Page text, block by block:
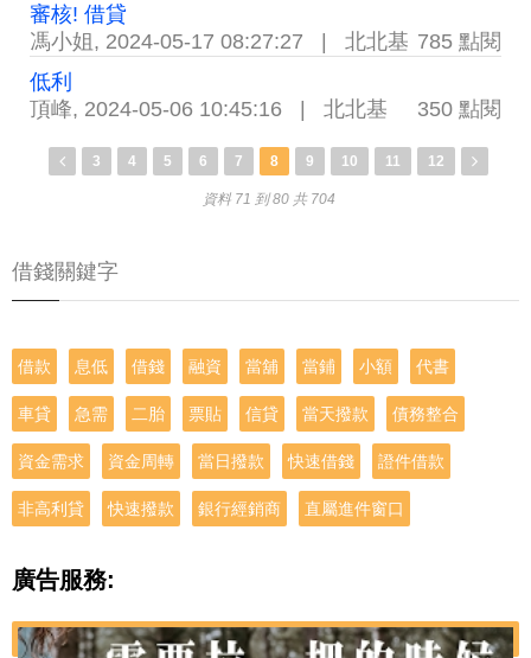
審核! 借貸
馮小姐 , 2024-05-17 08:27:27 北北基 785 點閱
低利
頂峰, 2024-05-06 10:45:16 北北基 350 點閱
3 4 5 6 7 8 9 10 11 12
資料 71 到 80 共 704
借錢關鍵字
借款 息低 借錢 融資 當舖 當鋪 小額 代書
車貸 急需 二胎 票貼 信貸 當天撥款 債務整合
資金需求 資金周轉 當日撥款 快速借錢 證件借款
非高利貸 快速撥款 銀行經銷商 直屬進件窗口
廣告服務: